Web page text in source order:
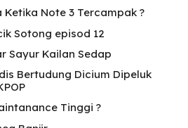
Ketika Note 3 Tercampak ?
Sotong episod 12
Sayur Kailan Sedap
Bertudung Dicium Dipeluk
Tinggi ?